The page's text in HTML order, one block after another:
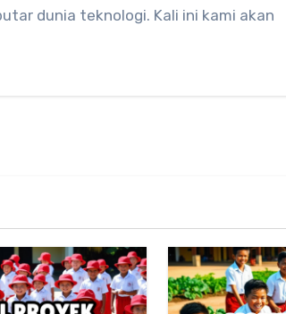
dunia teknologi. Kali ini kami akan